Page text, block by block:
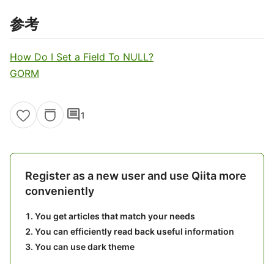
参考
How Do I Set a Field To NULL?
GORM
comment1
Register as a new user and use Qiita more
conveniently
You get articles that match your needs
You can efficiently read back useful information
You can use dark theme